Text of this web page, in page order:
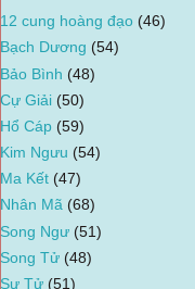
12 cung hoàng đạo (46)
Bạch Dương (54)
Bảo Bình (48)
Cự Giải (50)
Hổ Cáp (59)
Kim Ngưu (54)
Ma Kết (47)
Nhân Mã (68)
Song Ngư (51)
Song Tử (48)
Sư Tử (51)